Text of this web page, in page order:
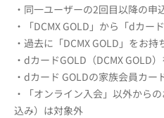
・同一ユーザーの2回目以降の申
・「DCMX GOLD」から「dカー
・過去に「DCMX GOLD」をお持
・dカードGOLD（DCMX GOLD
・dカード GOLDの家族会員カ
・「オンライン入会」以外から
込み）は対象外